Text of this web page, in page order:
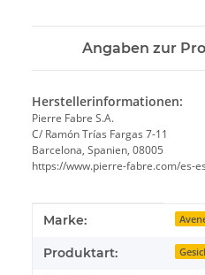
Angaben zur
Herstellerinformationen:
Pierre Fabre S.A.
C/ Ramón Trías Fargas 7-11
Barcelona, Spanien, 08005
https://www.pierre-fabre.com/es-es
Produkteigenschaft
Wert
Marke:
Produktart: